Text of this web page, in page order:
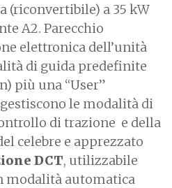
(riconvertibile) a 35 kW
A2. Parecchio
elettronica dell’unità
di guida predefinite
più una “User”
le modalità di
di trazione e della
celebre e apprezzato
DCT, utilizzabile
modalità automatica